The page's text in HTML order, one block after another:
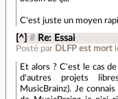
C'est juste un moyen
[^] # Re: Essai
Posté par DLFP est mort
Et alors ? C'est le cas
d'autres projets
MusicBrainz). Je